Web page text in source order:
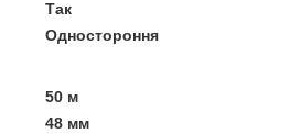
Так
Одностороння
50 м
48 мм